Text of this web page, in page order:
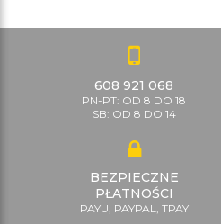
608 921 068
PN-PT: OD 8 DO 18
SB: OD 8 DO 14
BEZPIECZNE
PŁATNOŚCI
PAYU, PAYPAL, TPAY